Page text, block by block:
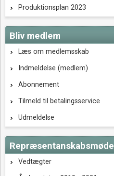
Produktionsplan 2023
Bliv medlem
Læs om medlemsskab
Indmeldelse (medlem)
Abonnement
Tilmeld til betalingsservice
Udmeldelse
Repræsentanskabsmøde
Vedtægter